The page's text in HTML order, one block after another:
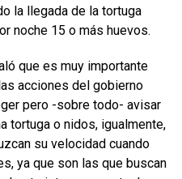
la llegada de la tortuga
noche 15 o más huevos.
que es muy importante
acciones del gobierno
pero -sobre todo- avisar
tortuga o nidos, igualmente,
su velocidad cuando
ya que son las que buscan